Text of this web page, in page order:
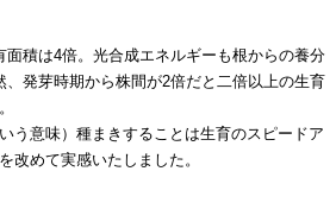
積は4倍。光合成エネルギーも根からの養分
発芽時期から株間が2倍だと二倍以上の生育
う意味）種まきすることは生育のスピードア
改めて実感いたしました。